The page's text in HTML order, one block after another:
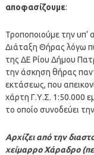
αποφασίζουμε:
Τροποποιούμε την υπ’
Διάταξη Θήρας λόγω
της ΔΕ Ρίου Δήμου
την άσκηση θήρας
εκτάσεως, που
χάρτη Γ.Υ.Σ. 1:50.000
το οποίο συνοδεύει
Αρχίζει από την
χείμαρρο Χάραδρο